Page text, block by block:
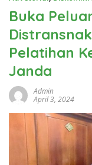
Buka
Pelatihan
Janda
Admin
April 3, 2024